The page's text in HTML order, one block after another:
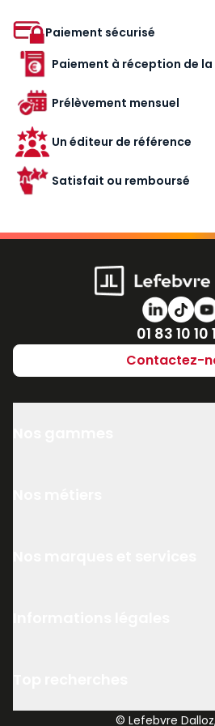
Paiement sécurisé
Paiement à réception de
Prélèvement mensuel
Un éditeur de référence
Satisfait ou remboursé
Numéro de
01 83 10 10
Contactez-
© Lefebvre